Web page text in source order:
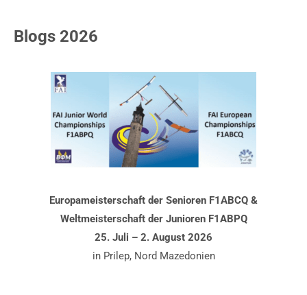
Blogs 2026
Europameisterschaft der Senioren F1ABCQ &
Weltmeisterschaft der Junioren F1ABPQ
25. Juli – 2. August 2026
in Prilep, Nord Mazedonien